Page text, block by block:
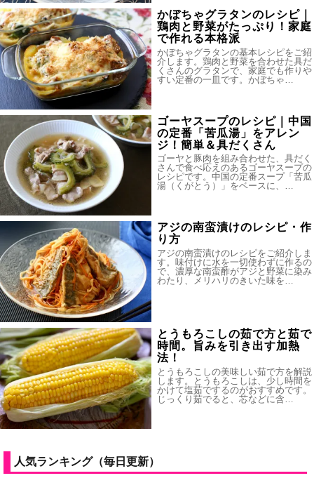
かぼちゃグラタンのレシピ｜
鶏肉と野菜がたっぷり！家庭
で作れる本格派
かぼちゃグラタンの基本レシピをご紹
介します。鶏肉と野菜を合わせた具だ
くさんのグラタンで、家庭でも作りや
すい定番の一皿です。かぼちゃ…
ゴーヤスープのレシピ｜中国
の定番「苦瓜湯」をアレン
ジ！簡単＆具だくさん
ゴーヤと豚肉を組み合わせた、具だく
さんで食べ応えのあるゴーヤスープの
レシピです。中国の定番スープ「苦瓜
湯（くがとう）」をベースに、…
アジの南蛮漬けのレシピ・作
り方
アジの南蛮漬けのレシピをご紹介しま
す。味付けに水を一切使わずに作るの
で、濃厚な南蛮酢がアジと野菜に染み
わたり、メリハリのきいた味を…
とうもろこしの茹で方と茹で
時間。旨みを引き出す加熱
法！
とうもろこしの美味しい茹で方を解説
します。とうもろこしは、少し時間を
かけて塩茹でするのがおすすめです。
じっくり茹でると、芯などに含…
人気ランキング（毎日更新）